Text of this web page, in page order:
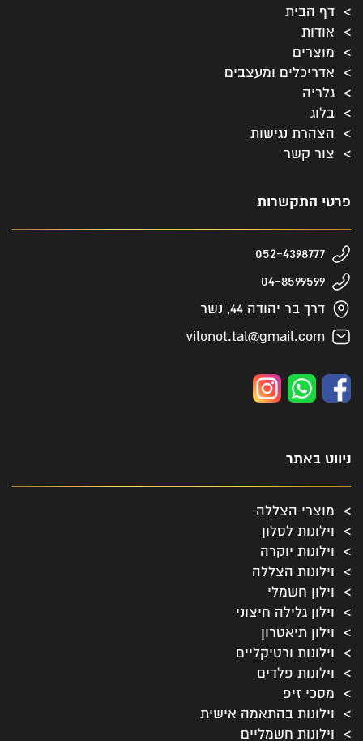
דף הבית
אודות
מוצרים
אדריכלים ומעצבים
גלריה
בלוג
הצהרת נגישות
צור קשר
ניווט באתר
מוצרי הצללה
וילונות לסלון
וילונות יוקרה
וילונות הצללה
וילון חשמלי
וילון גלילה חיצוני
וילון תיאטרון
וילונות ורטיקליים
וילונות פלדים
מסכי זיפ
וילונות בהתאמה אישית
וילונות חשמליים
פרטי התקשרות
052-4398777
04-8599599
דרך בר יהודה 44, נשר
vilonot.tal@gmail.com